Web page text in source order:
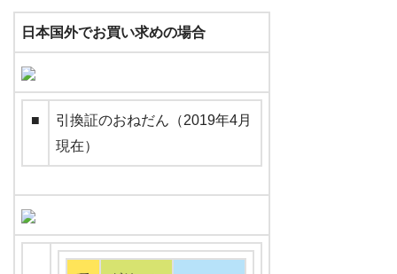
日本国外でお買い求めの場合
■
引換証のおねだん（2019年4月
現在）